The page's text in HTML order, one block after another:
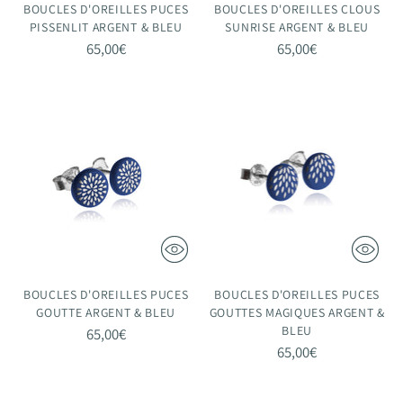
BOUCLES D'OREILLES PUCES
PISSENLIT ARGENT & BLEU
65,00€
BOUCLES D'OREILLES CLOUS
SUNRISE ARGENT & BLEU
65,00€
BOUCLES D'OREILLES PUCES
GOUTTE ARGENT & BLEU
65,00€
BOUCLES D'OREILLES PUCES
GOUTTES MAGIQUES ARGENT &
BLEU
65,00€